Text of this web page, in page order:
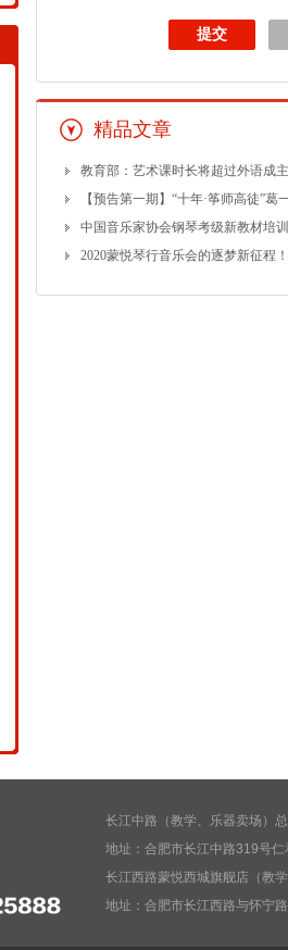
精品文章
教育部：艺术课时长将超过外语成
【预告第一期】“十年·筝师高徒”葛
中国音乐家协会钢琴考级新教材培
2020蒙悦琴行音乐会的逐梦新征程
长江中路（教学、乐器卖场
地址：合肥市长江中路319号
长江西路蒙悦西城旗舰店（教
地址：合肥市长江西路与怀宁